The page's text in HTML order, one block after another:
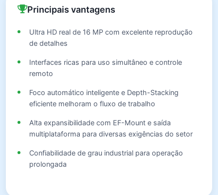
Principais vantagens
Ultra HD real de 16 MP com excelente reprodução
de detalhes
Interfaces ricas para uso simultâneo e controle
remoto
Foco automático inteligente e Depth-Stacking
eficiente melhoram o fluxo de trabalho
Alta expansibilidade com EF-Mount e saída
multiplataforma para diversas exigências do setor
Confiabilidade de grau industrial para operação
prolongada